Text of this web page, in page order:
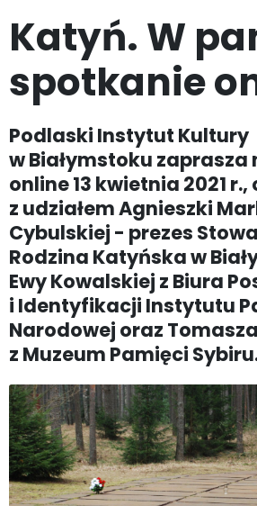
Katyń. W
spotkanie
Podlaski Instytut Kultury
w Białymstoku
online 13 kwietnia 2021 r.,
z udziałem Agnieszki
Cybulskiej - prezes
Rodzina Katyńska w
Ewy Kowalskiej z Biura
i Identyfikacji Instytutu
Narodowej oraz
z Muzeum Pamięci